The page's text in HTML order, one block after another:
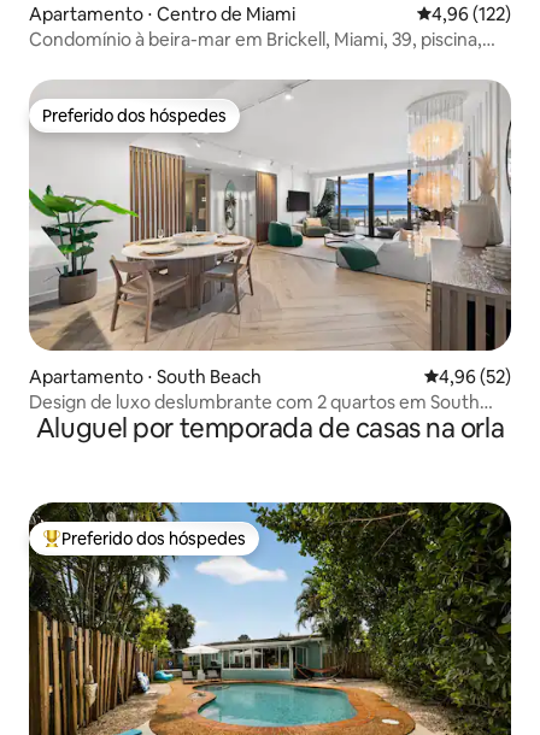
Apartamento ⋅ Centro de Miami 4,96 de uma
4,96 (122)
Condomínio à beira-mar em Brickell, Miami, 39, piscina,
Preferido dos hóspedes
Preferido dos hóspedes
Apartamento ⋅ South Beach 4,96 de uma
4,96 (52)
Design de luxo deslumbrante com 2 quartos em South
Beach
Aluguel por temporada de casas na orla
Entre os melhores preferidos dos hóspedes
Preferido dos hóspedes